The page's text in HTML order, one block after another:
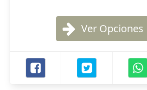
Ver Opciones